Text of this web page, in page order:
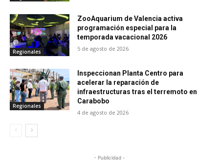
Regionales
ZooAquarium de Valencia activa
programación especial para la
temporada vacacional 2026
5 de agosto de 2026
Regionales
Inspeccionan Planta Centro para
acelerar la reparación de
infraestructuras tras el terremoto en
Carabobo
4 de agosto de 2026
- Publicidad -